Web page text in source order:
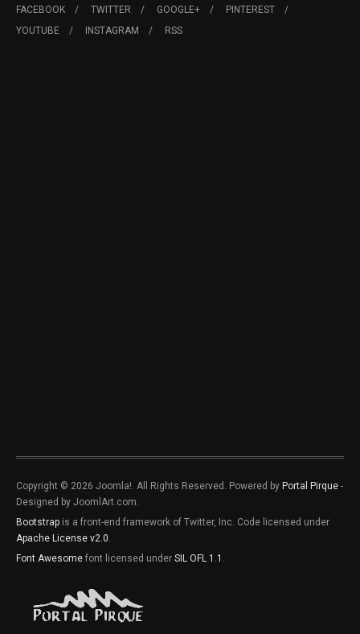
FACEBOOK TWITTER GOOGLE+
PINTEREST
YOUTUBE
INSTAGRAM RSS
Copyright © 2026 Joomla!. All Rights Reserved. Powered by Portal Pirque -
Designed by JoomlArt.com.
Bootstrap is a front-end framework of Twitter, Inc. Code licensed under
Apache License v2.0.
Font Awesome font licensed under SIL OFL 1.1 .